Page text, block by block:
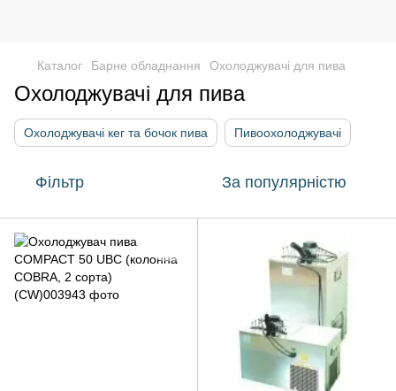
Каталог Барне обладнання Охолоджувачі для пива
Охолоджувачі для пива
Охолоджувачі кег та бочок пива Пивоохолоджувачі
Фільтр За популярністю